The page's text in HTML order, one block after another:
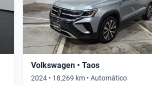
Volkswagen • Taos
2024 • 18,269 km • Automático